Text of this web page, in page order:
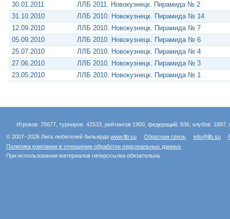
30.01.2011
ЛЛБ 2011. Новокузнецк. Пирамида № 2
31.10.2010
ЛЛБ 2010. Новокузнецк. Пирамида № 14
12.09.2010
ЛЛБ 2010. Новокузнецк. Пирамида № 7
05.09.2010
ЛЛБ 2010. Новокузнецк. Пирамида № 6
25.07.2010
ЛЛБ 2010. Новокузнецк. Пирамида № 4
27.06.2010
ЛЛБ 2010. Новокузнецк. Пирамида № 3
23.05.2010
ЛЛБ 2010. Новокузнецк. Пирамида № 1
Игроков: 75677, турниров: 42533, рейтингов 1900, федераций: 836, клубов:
© 2007–2026 Лига любителей бильярдаwww.llb.su Обратная связь info@llb.su
Политика компании в отношении обработки персональных данных
При использовании материалов гиперссылка обязательна.